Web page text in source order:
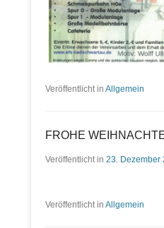
Veröffentlicht in Allgemein
FROHE
Veröffentlicht in 23. Dezember
Veröffentlicht in Allgemein